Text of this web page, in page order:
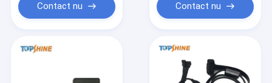
Contact nu Contact nu